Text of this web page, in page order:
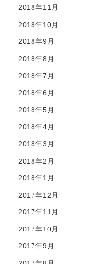
2018年11月
2018年10月
2018年9月
2018年8月
2018年7月
2018年6月
2018年5月
2018年4月
2018年3月
2018年2月
2018年1月
2017年12月
2017年11月
2017年10月
2017年9月